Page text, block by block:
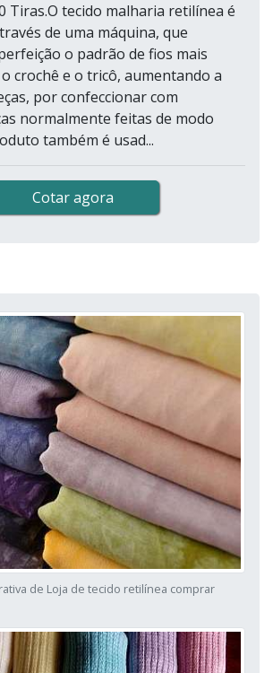
Tiras.O tecido malharia retilínea é
de uma máquina, que
o padrão de fios mais
crochê e o tricô, aumentando a
por confeccionar com
normalmente feitas de modo
também é usad...
Cotar agora
de Loja de tecido retilínea comprar